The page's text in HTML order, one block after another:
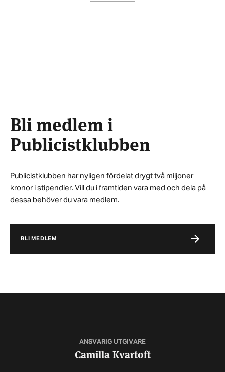
Bli medlem i
Publicistklubben
Publicistklubben har nyligen fördelat drygt två miljoner
kronor i stipendier. Vill du i framtiden vara med och dela på
dessa behöver du vara medlem.
BLI MEDLEM
ANSVARIG UTGIVARE
Camilla Kvartoft